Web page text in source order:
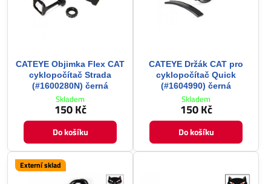
CATEYE Objimka Flex CAT
cyklopočítač Strada
(#1600280N) černá
Skladem
150 Kč
Do košíku
CATEYE Držák CAT pro
cyklopočítač Quick
(#1604990) černá
Skladem
150 Kč
Do košíku
Externí sklad